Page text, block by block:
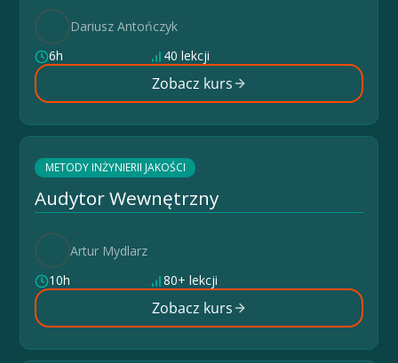
Dariusz Antończyk
6h
40 lekcji
Zobacz kurs
METODY INŻYNIERII JAKOŚCI
Audytor Wewnętrzny
Artur Mydlarz
10h
80+ lekcji
Zobacz kurs